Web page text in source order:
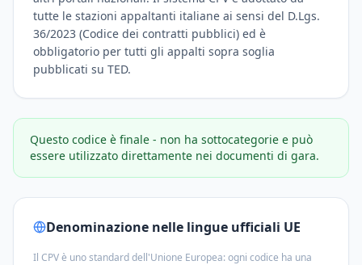
tutte le stazioni appaltanti italiane ai sensi del D.Lgs.
36/2023 (Codice dei contratti pubblici) ed è
obbligatorio per tutti gli appalti sopra soglia
pubblicati su TED.
Questo codice è finale - non ha sottocategorie e può
essere utilizzato direttamente nei documenti di gara.
Denominazione nelle lingue ufficiali UE
Il CPV è uno standard dell'Unione Europea: ogni codice ha una